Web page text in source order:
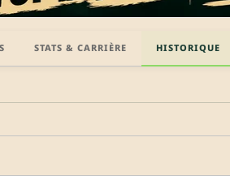
STATS & CARRIÈRE HISTORIQUE